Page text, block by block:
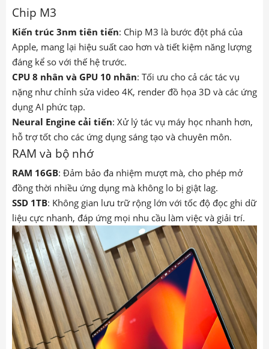
Chip M3
Kiến trúc 3nm tiên tiến: Chip M3 là bước đột phá của
Apple, mang lại hiệu suất cao hơn và tiết kiệm năng lượng
đáng kể so với thế hệ trước.
CPU 8 nhân và GPU 10 nhân: Tối ưu cho cả các tác vụ
nặng như chỉnh sửa video 4K, render đồ họa 3D và các ứng
dụng AI phức tạp.
Neural Engine cải tiến: Xử lý tác vụ máy học nhanh hơn,
hỗ trợ tốt cho các ứng dụng sáng tạo và chuyên môn.
RAM và bộ nhớ
RAM 16GB: Đảm bảo đa nhiệm mượt mà, cho phép mở
đồng thời nhiều ứng dụng mà không lo bị giật lag.
SSD 1TB: Không gian lưu trữ rộng lớn với tốc độ đọc ghi dữ
liệu cực nhanh, đáp ứng mọi nhu cầu làm việc và giải trí.